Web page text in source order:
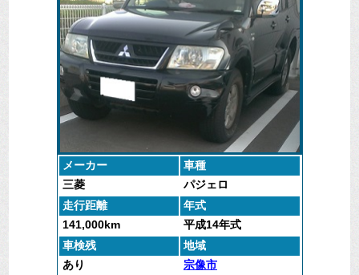
メーカー
車種
三菱
パジェロ
走行距離
年式
141,000km
平成14年式
車検残
地域
あり
宗像市